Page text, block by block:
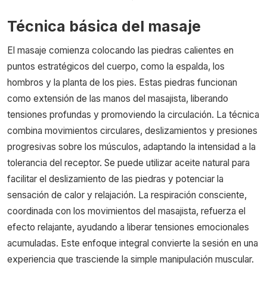
Técnica básica del masaje
El masaje comienza colocando las piedras calientes en
puntos estratégicos del cuerpo, como la espalda, los
hombros y la planta de los pies. Estas piedras funcionan
como extensión de las manos del masajista, liberando
tensiones profundas y promoviendo la circulación. La técnica
combina movimientos circulares, deslizamientos y presiones
progresivas sobre los músculos, adaptando la intensidad a la
tolerancia del receptor. Se puede utilizar aceite natural para
facilitar el deslizamiento de las piedras y potenciar la
sensación de calor y relajación. La respiración consciente,
coordinada con los movimientos del masajista, refuerza el
efecto relajante, ayudando a liberar tensiones emocionales
acumuladas. Este enfoque integral convierte la sesión en una
experiencia que trasciende la simple manipulación muscular.